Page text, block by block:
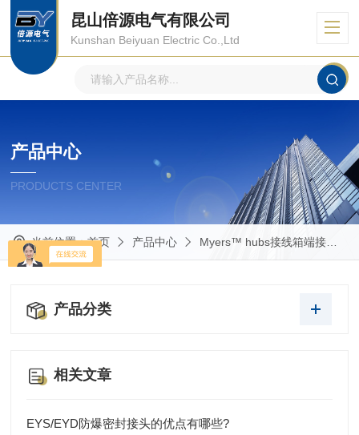
昆山倍源电气有限公司
Kunshan Beiyuan Electric Co.,Ltd
产品中心
PRODUCTS CENTER
当前位置：首页 产品中心 Myers™ hubs接线箱端接头
产品分类
相关文章
EYS/EYD防爆密封接头的优点有哪些?